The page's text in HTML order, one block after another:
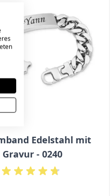
Edelstahl mit
Gravur - 0240